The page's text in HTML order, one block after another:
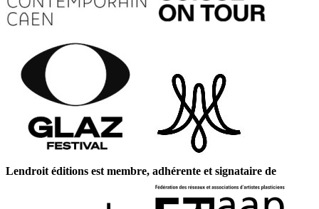
Lendroit éditions est membre, adhérente et signataire de